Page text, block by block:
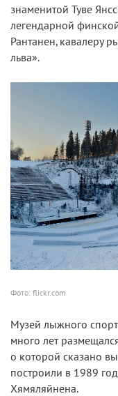
знаменитой Туве
легендарной
Рантанен, кавалеру
льва».
Фото: flickr.com
Музей лыжного
много лет
о которой сказано
построили в 1989
Хямяляйнена.